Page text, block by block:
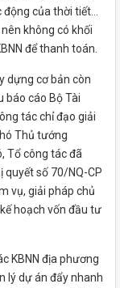
của thời tiết...
không có khối
để thanh toán.
dựng cơ bản còn
báo cáo Bộ Tài
tác chỉ đạo giải
Thủ tướng
Tổ công tác đã
quyết số 70/NQ-CP
vụ, giải pháp chủ
hoạch vốn đầu tư
KBNN địa phương
lý dự án đẩy nhanh